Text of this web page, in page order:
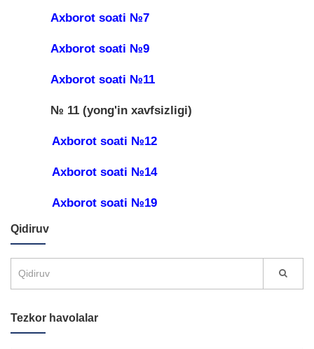
Axborot soati №7
Axborot soati №9
Axborot soati №11
№ 11 (yong'in xavfsizligi)
Axborot soati №12
Axborot soati №14
Axborot soati №19
Qidiruv
Tezkor havolalar